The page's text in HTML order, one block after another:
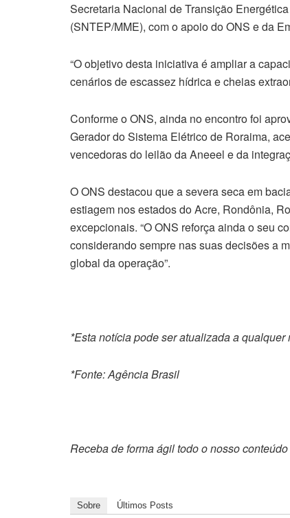
Secretaria Nacional de Transição
(SNTEP/MME), com o apoio do ONS e da
“O objetivo desta iniciativa é ampliar a
cenários de escassez hídrica e cheias
Conforme o ONS, ainda no encontro foi
Gerador do Sistema Elétrico de Roraima,
vencedoras do leilão da Aneeel e da
O ONS destacou que a severa seca em
estiagem nos estados do Acre, Rondônia,
excepcionais. “O ONS reforça ainda o seu
considerando sempre nas suas decisões a
global da operação”.
*Esta notícia pode ser atualizada a qualquer
*Fonte: Agência Brasil
Receba de forma ágil todo o nosso
Sobre Últimos Posts